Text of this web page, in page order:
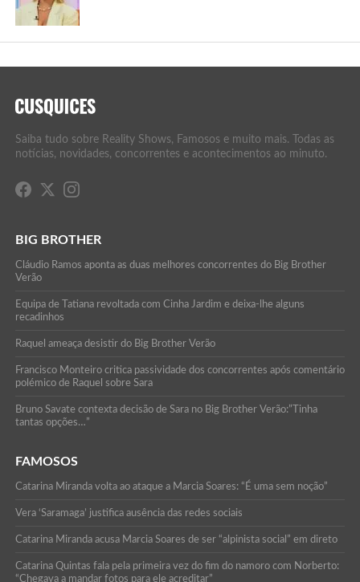
Saiba tudo sobre Reality Shows, Famosos e muito mais. Todas as
notícias, novidades, concorrentes e acontecimentos ao minuto.
BIG BROTHER
Cláudio Ramos aponta as duas melhores concorrentes do Big Brother
Verão
Equipa de Tatiana revoltada com Cinha Jardim e deixa-lhe alguns
recadinhos
Raquel ameaça desistir do Big Brother Verão
Francisco Monteiro critica passividade dos concorrentes após comentário
polémico de Raquel sobre Sara
Bruno Savate contexta decisão de Sara no Big Brother Verão:”Tinha
tantas opções…”
FAMOSOS
Catarina Miranda volta ao ataque a Marcia Soares: “É uma sem noção”
Vera ‘Saramaga’ justifica ausência das redes sociais
Catarina Miranda acusa Marcia Soares de ser “alpinista social” em direto
Catarina Quintas fala pela primeira vez do fim do namoro com Norberto:
“Chegava a mandar fotos para ele acreditar”